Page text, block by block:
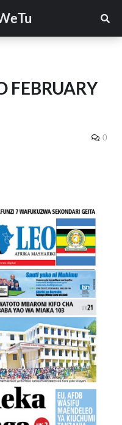
FEBRUARY
0